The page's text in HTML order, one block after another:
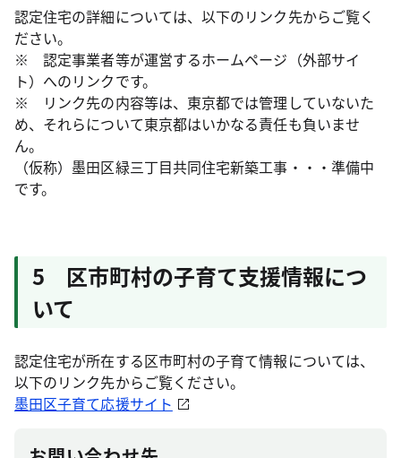
認定住宅の詳細については、以下のリンク先からご覧く
ださい。
※ 認定事業者等が運営するホームページ（外部サイ
ト）へのリンクです。
※ リンク先の内容等は、東京都では管理していないた
め、それらについて東京都はいかなる責任も負いませ
ん。
（仮称）墨田区緑三丁目共同住宅新築工事・・・準備中
です。
5 区市町村の子育て支援情報につ
いて
認定住宅が所在する区市町村の子育て情報については、
以下のリンク先からご覧ください。
墨田区子育て応援サイト